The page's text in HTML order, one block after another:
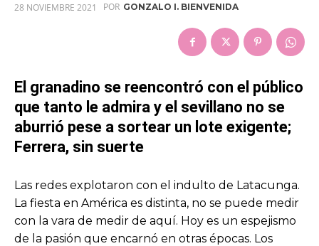
28 NOVIEMBRE 2021 POR GONZALO I. BIENVENIDA
El granadino se reencontró con el público
que tanto le admira y el sevillano no se
aburrió pese a sortear un lote exigente;
Ferrera, sin suerte
Las redes explotaron con el indulto de Latacunga.
La fiesta en América es distinta, no se puede medir
con la vara de medir de aquí. Hoy es un espejismo
de la pasión que encarnó en otras épocas. Los